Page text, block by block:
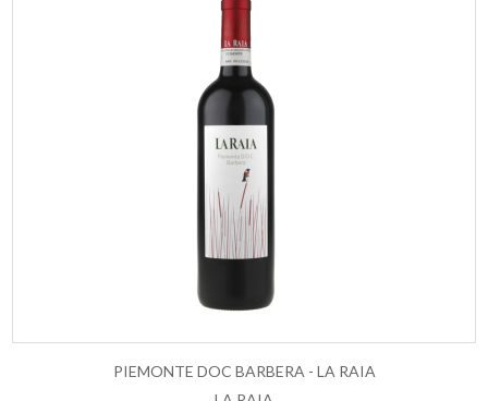
PIEMONTE DOC BARBERA - LA RAIA